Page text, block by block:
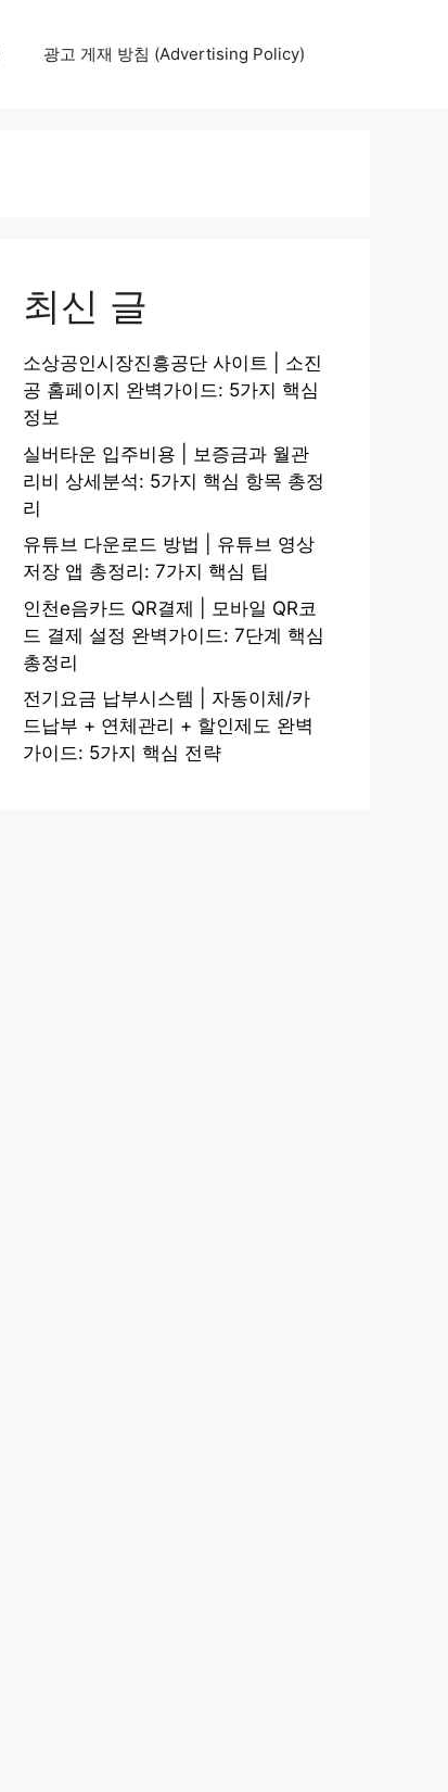
광고 게재 방침 (Advertising Policy)
최신 글
소상공인시장진흥공단 사이트 | 소진
공 홈페이지 완벽가이드: 5가지 핵심
정보
실버타운 입주비용 | 보증금과 월관
리비 상세분석: 5가지 핵심 항목 총정
리
유튜브 다운로드 방법 | 유튜브 영상
저장 앱 총정리: 7가지 핵심 팁
인천e음카드 QR결제 | 모바일 QR코
드 결제 설정 완벽가이드: 7단계 핵심
총정리
전기요금 납부시스템 | 자동이체/카
드납부 + 연체관리 + 할인제도 완벽
가이드: 5가지 핵심 전략